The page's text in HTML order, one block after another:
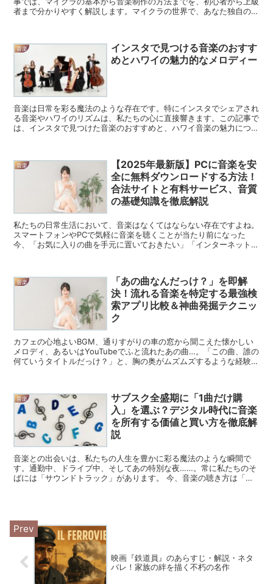
者まで分かりやすく解説します。マイクラの世界で、あなた独自の音
音楽
インスタで見つける音楽のおすす
めとハワイの魅力的なメロディー
音楽は日常を彩る魔法のような存在です。特にインスタでシェアされ
る音楽やハワイのリズムは、私たちの心に直接響きます。この記事で
は、インスタで見つけた音楽のおすすめと、ハワイ音楽の魅力につい
音楽
【2025年最新版】PCに音楽を安
全に無料ダウンロードする方法！
合法サイトと有料サービス、音質
の基礎知識を徹底解説
私たちの日常生活において、音楽はなくてはならない存在ですよね。
スマートフォンやPCで気軽に音楽を聴くことが当たり前になった
今、「お気に入りの曲を手元に置いておきたい」「インターネット接
音楽
「あの曲なんだっけ？」を即解
決！流れる音楽を特定する最強検
索アプリ比較＆神曲発掘テクニッ
ク
カフェの心地よいBGM、通りすがりの車の窓から聞こえた懐かしい
メロディ、あるいはYouTubeでふと流れたあの曲…。「この曲、誰の
何ていうタイトルだっけ？」と、胸の奥がムズムズするような経験
音楽
サブスク全盛期に「1曲だけ購
入」を選ぶ？デジタル時代に音楽
を所有する価値と買い方を徹底解
説
音楽との出会いは、私たちの人生を豊かに彩る魔法のような瞬間で
す。通勤中、ドライブ中、そしてあの特別な夜……。常に私たちのそ
ばには「サウンドトラック」があります。 今、音楽の聴き方は「サ
映画『鉄道員』のあらすじ・解説・ネタ
バレ！家族の絆を描く不朽の名作